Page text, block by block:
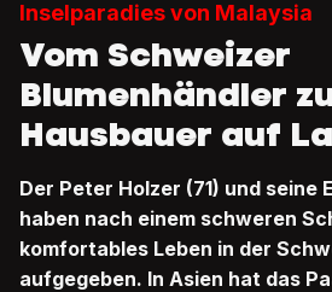
Inselparadies von Malaysia
Vom Schweizer
Blumenhändler
Hausbauer auf
Der Peter Holzer (71) und seine
haben nach einem schweren
komfortables Leben in der
aufgegeben. In Asien hat das